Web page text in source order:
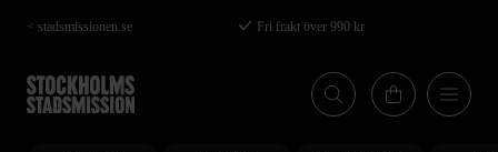
Hoppa
till
huvudinnehåll
< stadsmissionen.se Fri frakt över 990 kr